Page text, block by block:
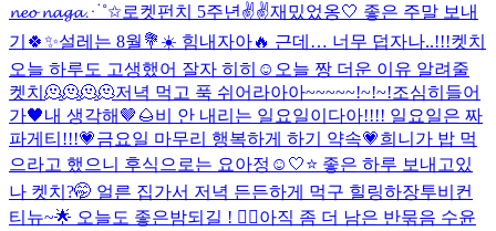
𝓷𝓮𝓸 𝓷𝓪𝓰𝓪⋰˚✩로켓펀치 5주년✌️✌️재밌었옹🤍 좋은 주말 보내
기🍀✨설레는 8월💐☀️ 힘내자아🔥 근데… 너무 덥자나..!!!켓치
오늘 하루도 고생했어 잘자 히히☺ 오늘 짱 더운 이유 알려줄
켓치🫠🫠🫠🫠저녁 먹고 푹 쉬어라아아~~~~~!~!~!조심히들어
가🖤내 생각해🤎🌰비 안 내리는 일요일이다아!!!! 일요일은 짜
파게티!!!💗금요일 마무리 행복하게 하기 약속💗희니가 밥 먹
으라고 했으니 후식으로는 요아정☺️ 🤍⭐️ 좋은 하루 보내고있
나 켓치?🤭 얼른 집가서 저녁 든든하게 먹구 힐링하장투비컨
티뉴~🌟 오늘도 좋은밤되길 ! ❤️‍🔥아직 좀 더 남은 반묶음 수윤